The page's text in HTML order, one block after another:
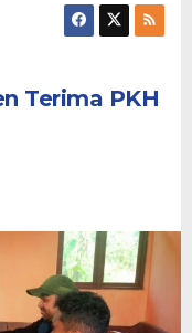
Terima PKH